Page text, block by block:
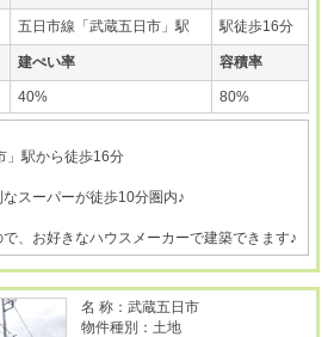
五日市線「武蔵五日市」駅 駅徒歩16分
建ぺい率 容積率
40% 80%
」駅から徒歩16分
スーパーが徒歩10分圏内♪
、お好きなハウスメーカーで建築できます♪
名 称：武蔵五日市
物件種別：土地